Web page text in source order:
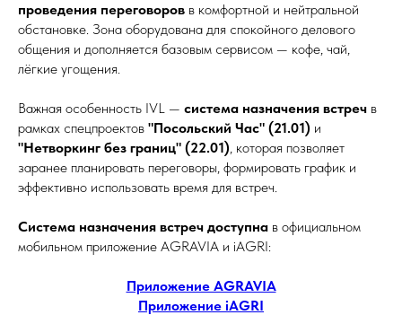
проведения переговоров в комфортной и нейтральной
обстановке. Зона оборудована для спокойного делового
общения и дополняется базовым сервисом — кофе, чай,
лёгкие угощения.
Важная особенность IVL — система назначения встреч в
рамках спецпроектов "Посольский Час" (21.01) и
"Нетворкинг без границ" (22.01), которая позволяет
заранее планировать переговоры, формировать график и
эффективно использовать время для встреч.
Система назначения встреч доступна в официальном
мобильном приложение AGRAVIA и iAGRI:
Приложение AGRAVIA
Приложение iAGRI